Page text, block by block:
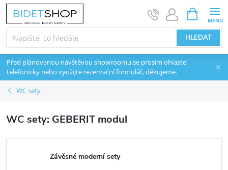
Přejít na obsah
HLEDAT
Před plánovanou návštěvou showroomu se prosím ohlaste
telefonicky nebo využijte rezervační formulář, děkujeme.
WC sety
WC sety: GEBERIT modul
Závěsné moderní sety